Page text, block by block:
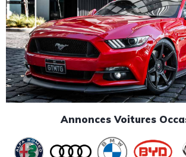
Annonces Voitures